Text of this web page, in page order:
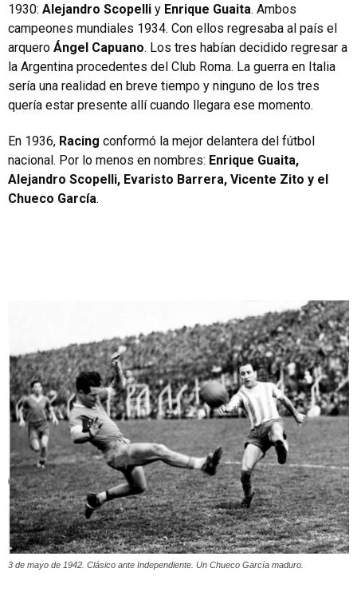
1930: Alejandro Scopelli y Enrique Guaita. Ambos
campeones mundiales 1934. Con ellos regresaba al país el
arquero Ángel Capuano. Los tres habían decidido regresar a
la Argentina procedentes del Club Roma. La guerra en Italia
sería una realidad en breve tiempo y ninguno de los tres
quería estar presente allí cuando llegara ese momento.
En 1936, Racing conformó la mejor delantera del fútbol
nacional. Por lo menos en nombres: Enrique Guaita,
Alejandro Scopelli, Evaristo Barrera, Vicente Zito y el
Chueco García.
3 de mayo de 1942. Clásico ante Independiente. Un Chueco García maduro.